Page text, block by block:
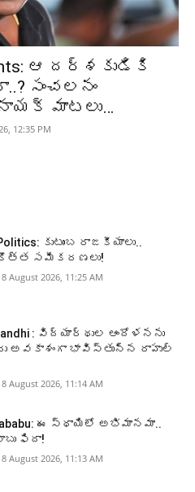
ఆ దర్శకుడికి
సంచలనం
మాటలు…
12:35 PM
కుటుంబ రాజకీయాలు..
సమీకరణలు!
August 2026, 11:25 AM
: విద్యార్థుల ఆందోళనను
అవకాశంగా భావిస్తున్న రాహుల్
August 2026, 11:14 AM
ఈ స్థాయిలో అభిమానమా..
ఫిదా!
August 2026, 11:13 AM